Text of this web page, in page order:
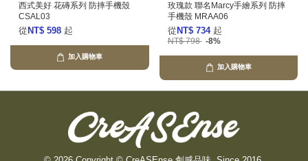
西式美好 花磚系列 防摔手機殼
CSAL03
從 NT$ 598 起
加入購物車
玫瑰款 聯名Marcy手繪系列 防摔
手機殼 MRAA06
從 NT$ 734 起
NT$ 798 -8%
加入購物車